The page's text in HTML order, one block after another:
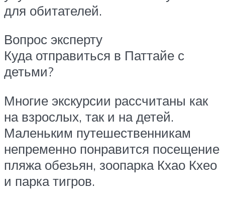
для обитателей.
Вопрос эксперту
Куда отправиться в Паттайе с
детьми?
Многие экскурсии рассчитаны как
на взрослых, так и на детей.
Маленьким путешественникам
непременно понравится посещение
пляжа обезьян, зоопарка Кхао Кхео
и парка тигров.